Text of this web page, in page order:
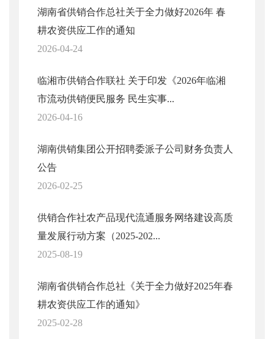
湖南省供销合作总社关于全力做好2026年 春
耕农资供应工作的通知
2026-04-24
临湘市供销合作联社 关于印发《2026年临湘
市流动供销便民服务 民生实事...
2026-04-16
湖南供销集团公开招聘委派子公司财务负责人
公告
2026-02-25
供销合作社农产品现代流通服务网络建设高质
量发展行动方案（2025-202...
2025-08-19
湖南省供销合作总社《关于全力做好2025年春
耕农资供应工作的通知》
2025-02-28